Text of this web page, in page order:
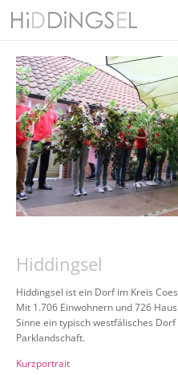
Hiddingsel
Hiddingsel ist ein Dorf im Kreis
Mit 1.706 Einwohnern und 726
Sinne ein typisch westfälisches
Parklandschaft.
Kurzportrait